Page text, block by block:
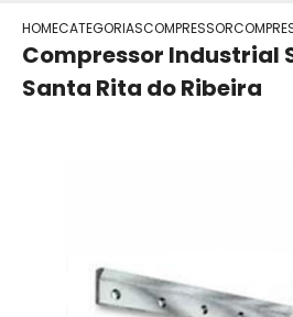
HOMECATEGORIASCOMPRESSORES
Compressor Industrial
Santa Rita do Ribeira